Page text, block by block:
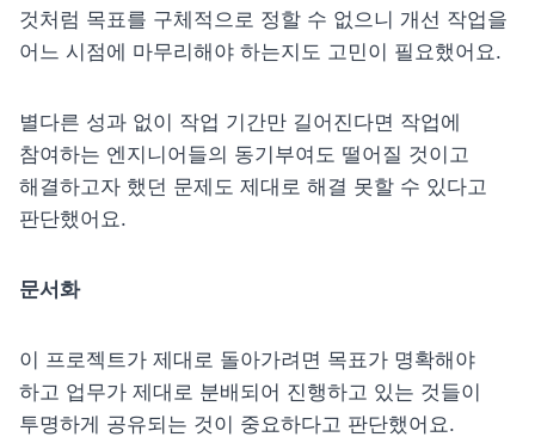
것처럼 목표를 구체적으로 정할 수 없으니 개선 작업을
어느 시점에 마무리해야 하는지도 고민이 필요했어요.
별다른 성과 없이 작업 기간만 길어진다면 작업에
참여하는 엔지니어들의 동기부여도 떨어질 것이고
해결하고자 했던 문제도 제대로 해결 못할 수 있다고
판단했어요.
문서화
이 프로젝트가 제대로 돌아가려면 목표가 명확해야
하고 업무가 제대로 분배되어 진행하고 있는 것들이
투명하게 공유되는 것이 중요하다고 판단했어요.